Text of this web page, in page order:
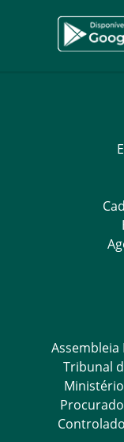
Assembleia
Tribunal